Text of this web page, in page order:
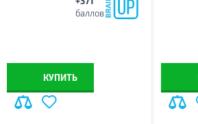
баллов
КУПИТЬ